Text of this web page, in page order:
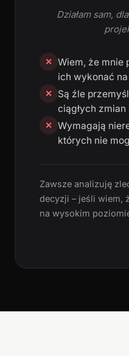
Działam sam,
✕ Wiem, że mnie
ich wykonać
✕
Są źle
ciągłych
✕ Wymagają
których nie
Zawsze analizuję
decyzji – jeśli wiem,
na wysokim